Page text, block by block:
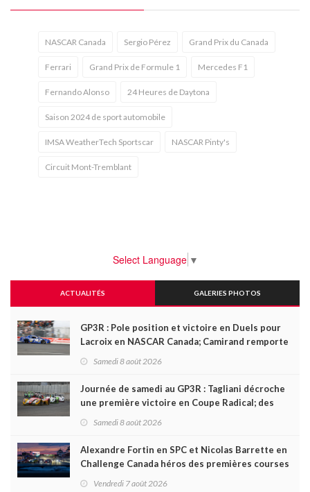
NASCAR Canada Sergio Pérez Grand Prix du Canada
Ferrari Grand Prix de Formule 1 Mercedes F1
Fernando Alonso 24 Heures de Daytona
Saison 2024 de sport automobile
IMSA WeatherTech Sportscar NASCAR Pinty's
Circuit Mont-Tremblant
Select Language ▼
ACTUALITÉS GALERIES PHOTOS
GP3R : Pole position et victoire en Duels pour
Lacroix en NASCAR Canada; Camirand remporte
Samedi 8 août 2026
Journée de samedi au GP3R : Tagliani décroche
une première victoire en Coupe Radical; des
Samedi 8 août 2026
Alexandre Fortin en SPC et Nicolas Barrette en
Challenge Canada héros des premières courses
Vendredi 7 août 2026